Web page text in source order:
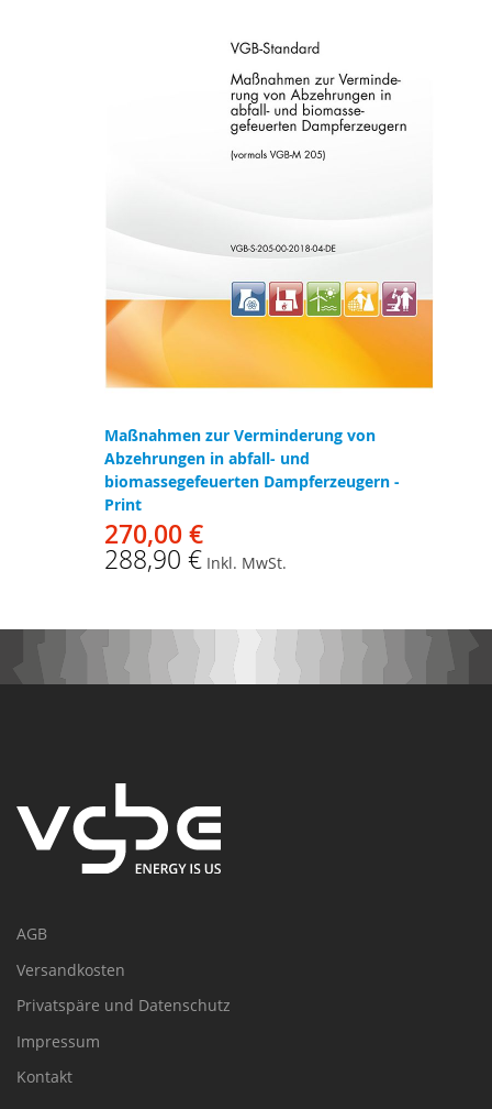
Maßnahmen zur Verminderung von
Abzehrungen in abfall- und
biomassegefeuerten Dampferzeugern -
Print
270,00 €
288,90 € Inkl. MwSt.
AGB
Versandkosten
Privatspäre und Datenschutz
Impressum
Kontakt